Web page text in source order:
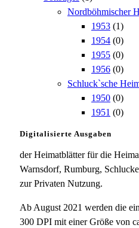
Nordböhmischer
1953 (1)
1954 (0)
1955 (0)
1956 (0)
Schluck`sche
1950 (0)
1951 (0)
Digitalisierte Ausgaben
der Heimatblätter für die
Warnsdorf, Rumburg,
zur Privaten Nutzung.
Ab August 2021 werden die
300 DPI mit einer Größe von